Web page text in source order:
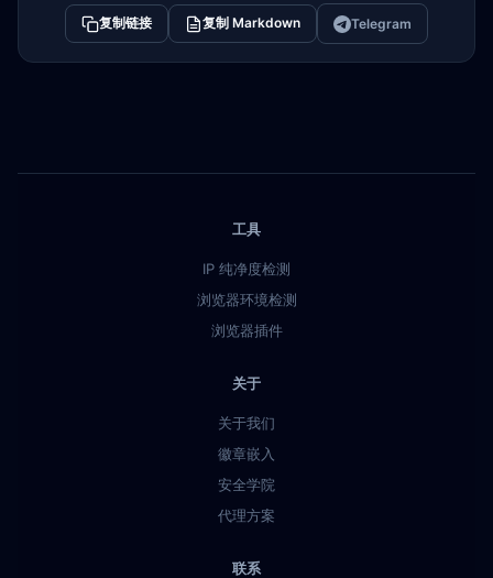
复制链接 复制 Markdown Telegram
工具
IP 纯净度检测
浏览器环境检测
浏览器插件
关于
关于我们
徽章嵌入
安全学院
代理方案
联系